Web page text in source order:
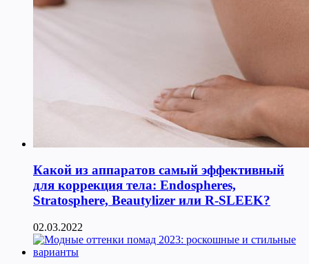
Какой из аппаратов самый эффективный
для коррекция тела: Endospheres,
Stratosphere, Beautylizer или R-SLEEK?
02.03.2022